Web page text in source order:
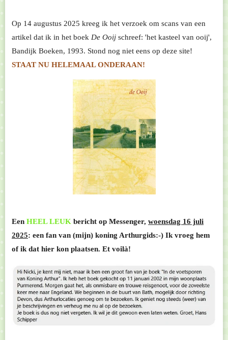
Op 14 augustus 2025 kreeg ik het verzoek om scans van een
artikel dat ik in het boek De Ooij schreef: 'het kasteel van ooij',
Bandijk Boeken, 1993. Stond nog niet eens op deze site!
STAAT NU HELEMAAL ONDERAAN!
Een HEEL LEUK bericht op Messenger, woensdag 16 juli
2025: een fan van (mijn) koning Arthurgids:-) Ik vroeg hem
of ik dat hier kon plaatsen. Et voilà!